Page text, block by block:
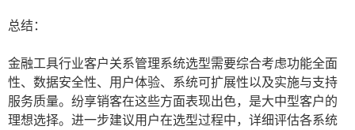
总结：
金融工具行业客户关系管理系统选型需要综合考虑功能全面
性、数据安全性、用户体验、系统可扩展性以及实施与支持
服务质量。纷享销客在这些方面表现出色，是大中型客户的
理想选择。进一步建议用户在选型过程中，详细评估各系统